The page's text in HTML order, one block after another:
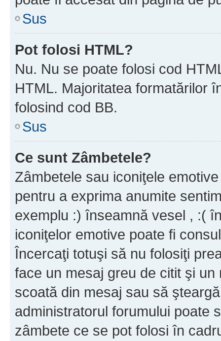
Sus
Pot folosi HTML?
Nu. Nu se poate folosi cod
HTML. Majoritatea formatărilor
folosind cod BB.
Sus
Ce sunt Zâmbetele?
Zâmbetele sau iconiţele
pentru a exprima anumite
exemplu :) înseamnă vesel , :(
iconiţelor emotive poate fi
Încercaţi totuşi să nu folosiţi
face un mesaj greu de citit şi
scoată din mesaj sau să
administratorul forumului poate
zâmbete ce se pot folosi în